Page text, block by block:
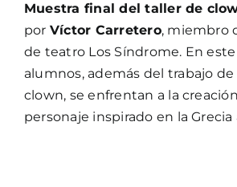
Muestra final del taller de
por Víctor Carretero, miembro
de teatro Los Síndrome. En
alumnos, además del trabajo
clown, se enfrentan a la
personaje inspirado en la